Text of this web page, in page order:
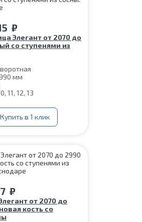
₽
Элегант от 2070 до
со ступенями из
мм
11, 12, 13
мм
мм
25 лет
Купить в 1 клик
₽
от 2070 до
кость со